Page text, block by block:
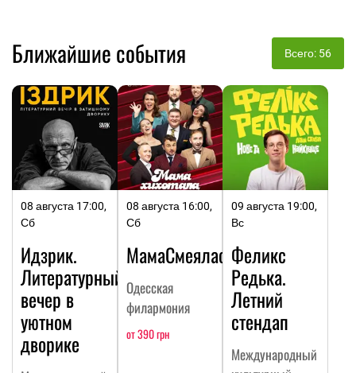
Ближайшие события Всего: 56
08 августа 17:00,
Сб
Идзрик.
Литературный
вечер в
уютном
дворике
08 августа 16:00,
Сб
МамаСмеялась
Одесская
филармония
от 390 грн
09 августа 19:00,
Вс
Феликс
Редька.
Летний
стендап
Международный